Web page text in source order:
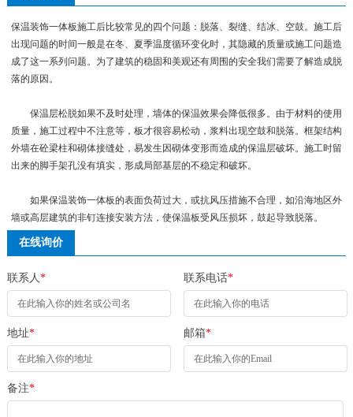
保温装饰一体板施工后比较常见的四个问题：脱落、裂缝、结冰、空鼓。施工后
出现问题的时间一般是在冬、夏季温度循环变化时，其隐藏的质量或施工问题造
成了这一系列问题。为了建筑的稳固和美观还有周围的安全我们需要了解造成脱
落的原因。
保温层松脱如果不及时处理，墙体的保温效果会降低很多。由于材料的使用
质量，施工过程中不注意等，板才很容易松动，浆料出现空鼓和脱落。框架结构
外墙在砼梁柱和砌体接缝处，易发生因砌体变形而造成的保温层破坏。施工时留
出来的脚手架孔没有填实，形成局部基层的不稳定和破坏。
如果保温装饰一体板的表面负荷过大，或抗风压措施不合理，如沿海地区外
墙或高层建筑的非钉连接安装方法，使保温板受风压损坏，鼓起导致脱落。
在线询价
联系人* 联系电话*
地址* 邮箱*
备注*